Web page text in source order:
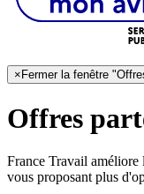
×Fermer la fenêtre
Offres
France Travail améliore
vous proposant plus